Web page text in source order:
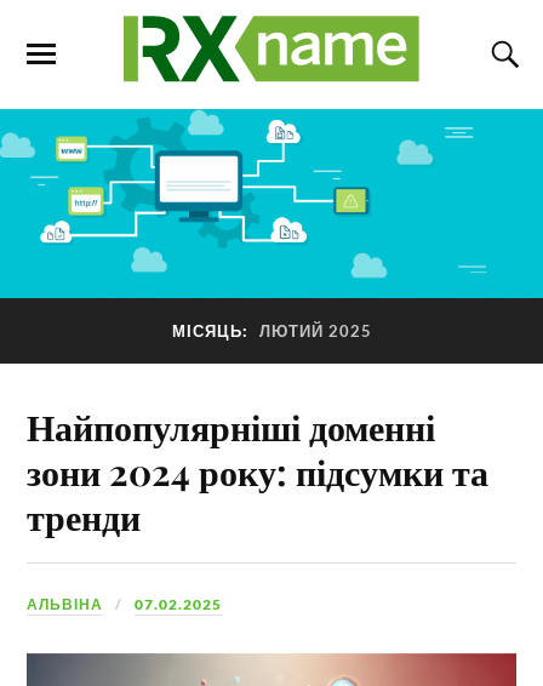
МІСЯЦЬ: ЛЮТИЙ 2025
Найпопулярніші доменні
зони 2024 року: підсумки та
тренди
АЛЬВІНА 07.02.2025